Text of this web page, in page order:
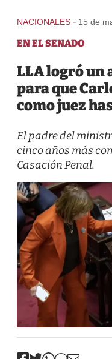
NACIONALES - 15 de
EN EL SENADO
LLA logró un
para que
como juez
El padre del
cinco años más
Casación Penal.